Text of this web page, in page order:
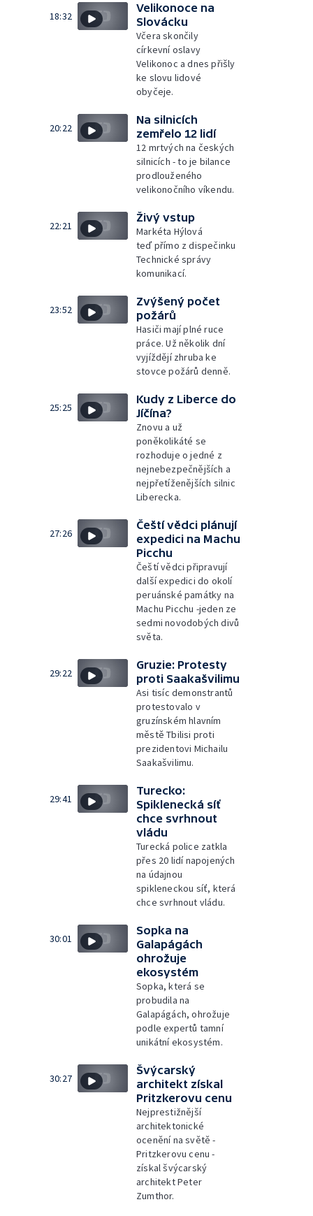
18:32
Velikonoce na
Slovácku
Včera skončily
církevní oslavy
Velikonoc a dnes přišly
ke slovu lidové
obyčeje.
20:22
Na silnicích
zemřelo 12 lidí
12 mrtvých na českých
silnicích - to je bilance
prodlouženého
velikonočního víkendu.
22:21
Živý vstup
Markéta Hýlová
teď přímo z dispečinku
Technické správy
komunikací.
23:52
Zvýšený počet
požárů
Hasiči mají plné ruce
práce. Už několik dní
vyjíždějí zhruba ke
stovce požárů denně.
25:25
Kudy z Liberce do
Jíčína?
Znovu a už
poněkolikáté se
rozhoduje o jedné z
nejnebezpečnějších a
nejpřetíženějších silnic
Liberecka.
27:26
Čeští vědci plánují
expedici na Machu
Picchu
Čeští vědci připravují
další expedici do okolí
peruánské památky na
Machu Picchu -jeden ze
sedmi novodobých divů
světa.
29:22
Gruzie: Protesty
proti Saakašvilimu
Asi tisíc demonstrantů
protestovalo v
gruzínském hlavním
městě Tbilisi proti
prezidentovi Michailu
Saakašvilimu.
29:41
Turecko:
Spiklenecká síť
chce svrhnout
vládu
Turecká police zatkla
přes 20 lidí napojených
na údajnou
spikleneckou síť, která
chce svrhnout vládu.
30:01
Sopka na
Galapágách
ohrožuje
ekosystém
Sopka, která se
probudila na
Galapágách, ohrožuje
podle expertů tamní
unikátní ekosystém.
30:27
Švýcarský
architekt získal
Pritzkerovu cenu
Nejprestižnější
architektonické
ocenění na světě -
Pritzkerovu cenu -
získal švýcarský
architekt Peter
Zumthor.